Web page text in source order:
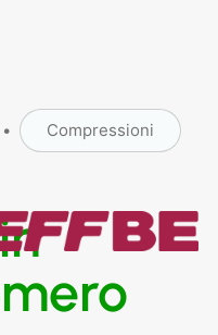
• Compressioni